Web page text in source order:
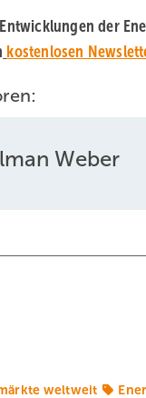
der
kostenlosen
Weber
weltweit